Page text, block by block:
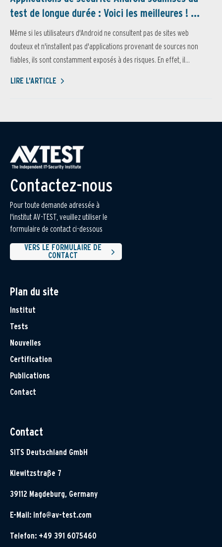
test de longue durée : Voici les meilleures ! ...
Même si les utilisateurs d'Android ne consultent pas de sites web
douteux et n'installent pas d'applications provenant de sources non
fiables, ils sont constamment exposés à des risques. En effet, il...
LIRE L'ARTICLE
Contactez-nous
Pour toute demande adressée à
l'institut AV-TEST, veuillez utiliser le
formulaire de contact ci-dessous
VERS LE FORMULAIRE DE
CONTACT
Plan du site
Institut
Tests
Nouvelles
Certification
Publications
Contact
Contact
SITS Deutschland GmbH
Klewitzstraße 7
39112 Magdeburg, Germany
E-Mail: info@av-test.com
Telefon: +49 391 6075460